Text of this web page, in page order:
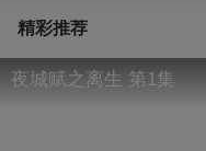
精彩推荐
夜城赋之离生 第1集